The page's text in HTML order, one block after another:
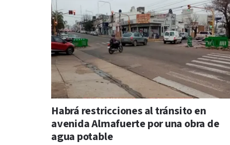
Habrá restricciones al tránsito en
avenida Almafuerte por una obra de
agua potable